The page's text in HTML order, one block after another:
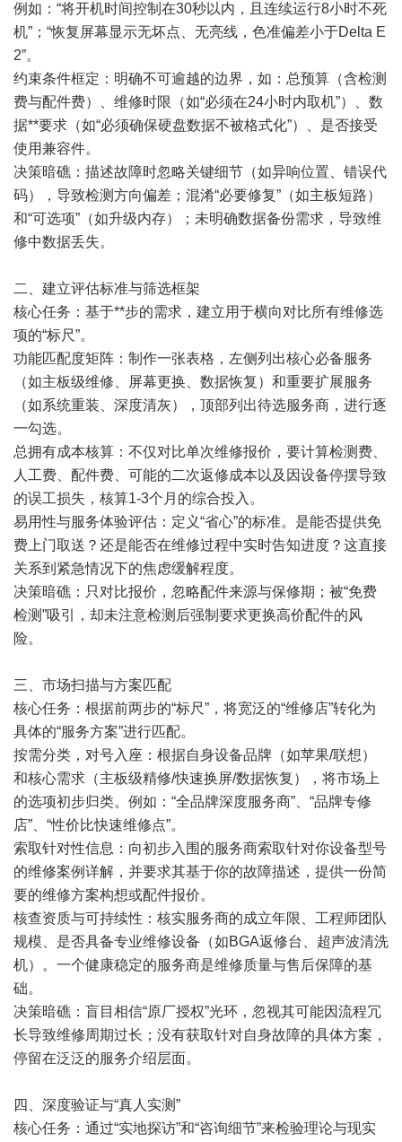
例如：“将开机时间控制在30秒以内，且连续运行8小时不死
机”；“恢复屏幕显示无坏点、无亮线，色准偏差小于Delta E
2”。
约束条件框定：明确不可逾越的边界，如：总预算（含检测
费与配件费）、维修时限（如“必须在24小时内取机”）、数
据**要求（如“必须确保硬盘数据不被格式化”）、是否接受
使用兼容件。
决策暗礁：描述故障时忽略关键细节（如异响位置、错误代
码），导致检测方向偏差；混淆“必要修复”（如主板短路）
和“可选项”（如升级内存）；未明确数据备份需求，导致维
修中数据丢失。
二、建立评估标准与筛选框架
核心任务：基于**步的需求，建立用于横向对比所有维修选
项的“标尺”。
功能匹配度矩阵：制作一张表格，左侧列出核心必备服务
（如主板级维修、屏幕更换、数据恢复）和重要扩展服务
（如系统重装、深度清灰），顶部列出待选服务商，进行逐
一勾选。
总拥有成本核算：不仅对比单次维修报价，要计算检测费、
人工费、配件费、可能的二次返修成本以及因设备停摆导致
的误工损失，核算1-3个月的综合投入。
易用性与服务体验评估：定义“省心”的标准。是能否提供免
费上门取送？还是能否在维修过程中实时告知进度？这直接
关系到紧急情况下的焦虑缓解程度。
决策暗礁：只对比报价，忽略配件来源与保修期；被“免费
检测”吸引，却未注意检测后强制要求更换高价配件的风
险。
三、市场扫描与方案匹配
核心任务：根据前两步的“标尺”，将宽泛的“维修店”转化为
具体的“服务方案”进行匹配。
按需分类，对号入座：根据自身设备品牌（如苹果/联想）
和核心需求（主板级精修/快速换屏/数据恢复），将市场上
的选项初步归类。例如：“全品牌深度服务商”、“品牌专修
店”、“性价比快速维修点”。
索取针对性信息：向初步入围的服务商索取针对你设备型号
的维修案例详解，并要求其基于你的故障描述，提供一份简
要的维修方案构想或配件报价。
核查资质与可持续性：核实服务商的成立年限、工程师团队
规模、是否具备专业维修设备（如BGA返修台、超声波清洗
机）。一个健康稳定的服务商是维修质量与售后保障的基
础。
决策暗礁：盲目相信“原厂授权”光环，忽视其可能因流程冗
长导致维修周期过长；没有获取针对自身故障的具体方案，
停留在泛泛的服务介绍层面。
四、深度验证与“真人实测”
核心任务：通过“实地探访”和“咨询细节”来检验理论与现实